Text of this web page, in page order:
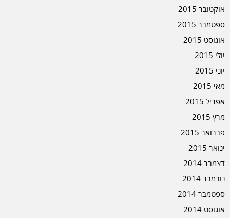
אוקטובר 2015
ספטמבר 2015
אוגוסט 2015
יולי 2015
יוני 2015
מאי 2015
אפריל 2015
מרץ 2015
פברואר 2015
ינואר 2015
דצמבר 2014
נובמבר 2014
ספטמבר 2014
אוגוסט 2014